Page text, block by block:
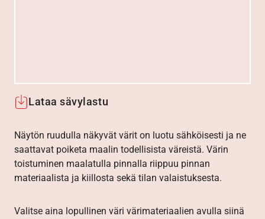
Lataa sävylastu
Näytön ruudulla näkyvät värit on luotu sähköisesti ja ne
saattavat poiketa maalin todellisista väreistä. Värin
toistuminen maalatulla pinnalla riippuu pinnan
materiaalista ja kiillosta sekä tilan valaistuksesta.
Valitse aina lopullinen väri värimateriaalien avulla siinä